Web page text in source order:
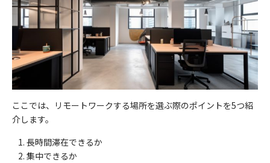
ここでは、リモートワークする場所を選ぶ際のポイントを5つ紹
介します。
長時間滞在できるか
集中できるか